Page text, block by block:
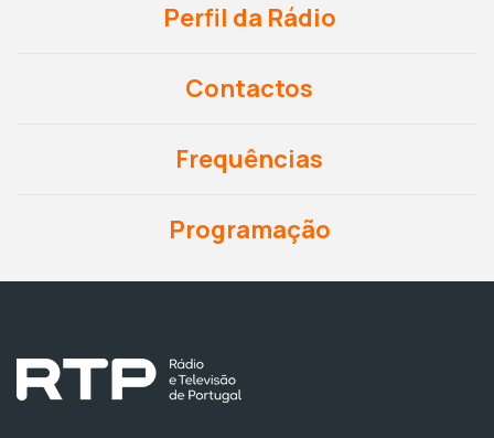
Perfil da Rádio
Contactos
Frequências
Programação